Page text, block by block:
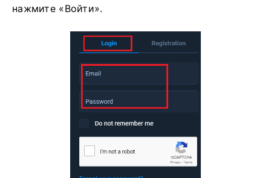
нажмите «Войти».